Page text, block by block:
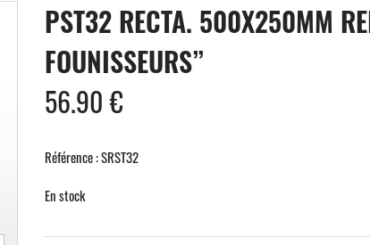
PST32 RECTA. 500X250MM
FOUNISSEURS”
56.90€
Référence : SRST32
En stock